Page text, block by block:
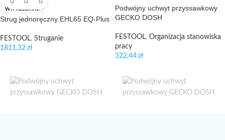
WYPRZEDANE
Strug jednoręczny EHL65 EQ-Plus
FESTOOL, Struganie
1811,32 zł
Podwójny uchwyt przyssawkowy
GECKO DOSH
FESTOOL, Organizacja stanowiska
pracy
322,44 zł